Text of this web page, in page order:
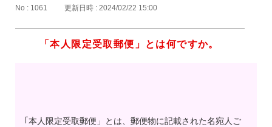
No : 1061 更新日時 : 2024/02/22 15:00
「本人限定受取郵便」とは何ですか。
｢本人限定受取郵便」とは、郵便物に記載された名宛人ご